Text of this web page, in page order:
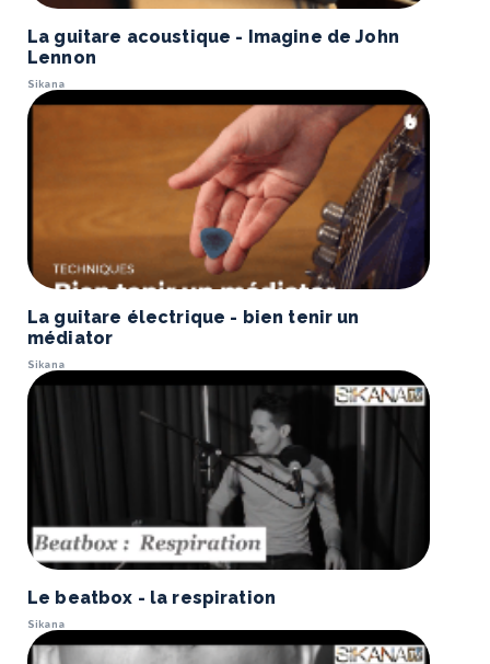
La guitare acoustique - Imagine de John
Lennon
Sikana
La guitare électrique - bien tenir un
médiator
Sikana
Le beatbox - la respiration
Sikana